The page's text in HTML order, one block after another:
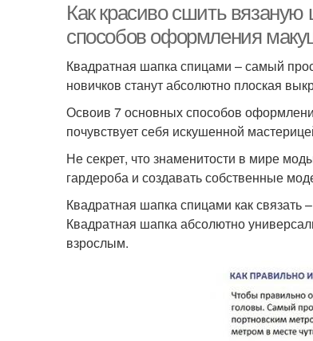
Как красиво сшить
способов оформления
Квадратная шапка спицами – самый
новичков станут абсолютно плоская
Освоив 7 основных способов
почувствует себя искушенной
Не секрет, что знаменитости в мире
гардероба и создавать собственные
Квадратная шапка спицами как
Квадратная шапка абсолютно
взрослым.